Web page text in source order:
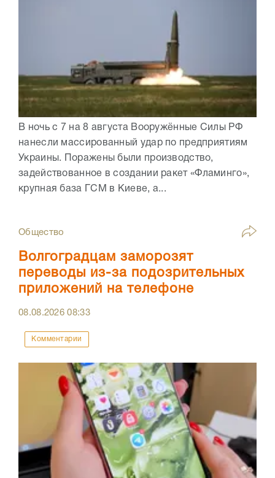
В ночь с 7 на 8 августа Вооружённые Силы РФ
нанесли массированный удар по предприятиям
Украины. Поражены были производство,
задействованное в создании ракет «Фламинго»,
крупная база ГСМ в Киеве, а...
Общество
Волгоградцам заморозят
переводы из-за подозрительных
приложений на телефоне
08.08.202608:33
Комментарии